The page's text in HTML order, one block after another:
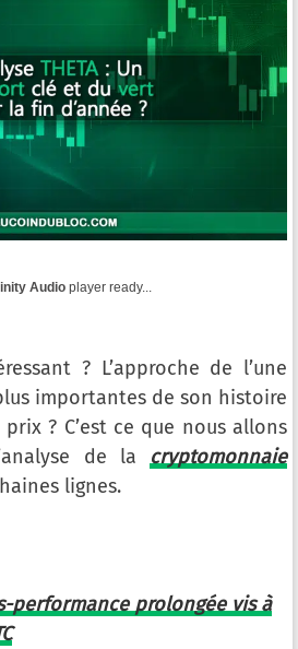
Audio player ready...
? L’approche de l’une
importantes de son histoire
? C’est ce que nous allons
de la cryptomonnaie
lignes.
performance prolongée vis à